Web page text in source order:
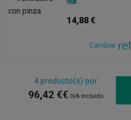
14,88 €
Cambiar
4producto(s) por
96,42 €€ IVA incluido